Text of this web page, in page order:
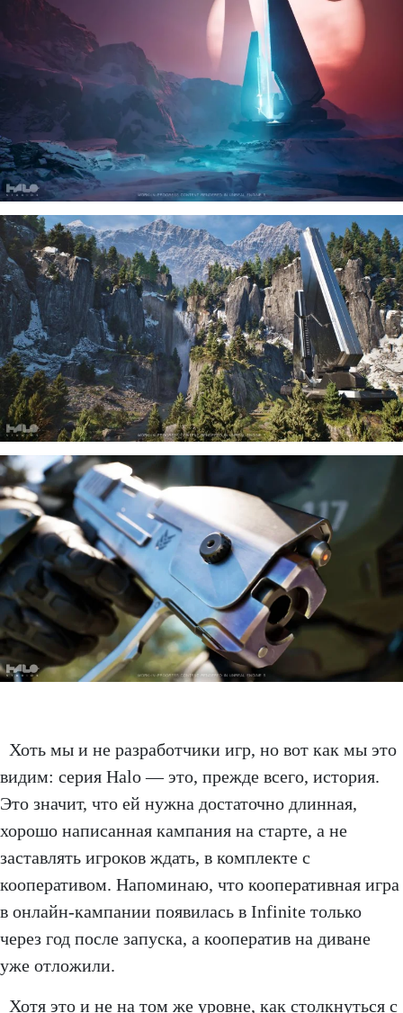
Хоть мы и не разработчики игр, но вот как мы это
видим: серия Halo — это, прежде всего, история.
Это значит, что ей нужна достаточно длинная,
хорошо написанная кампания на старте, а не
заставлять игроков ждать, в комплекте с
кооперативом. Напоминаю, что кооперативная игра
в онлайн-кампании появилась в Infinite только
через год после запуска, а кооператив на диване
уже отложили.
Хотя это и не на том же уровне, как столкнуться с